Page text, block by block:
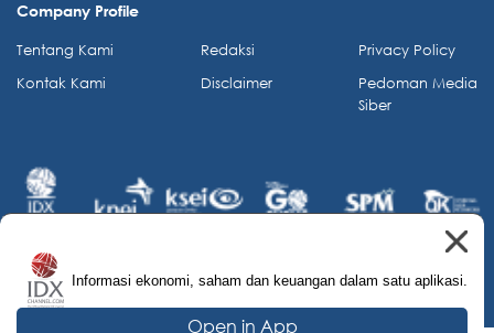
Informasi ekonomi, saham dan keuangan dalam satu aplikasi.
Open in App
Company Profile
Tentang Kami
Kontak Kami
Redaksi
Disclaimer
Privacy Policy
Pedoman Media
Siber
© 2026 IDX Channel. All Rights Reserved.